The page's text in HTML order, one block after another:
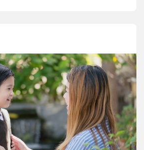
的那個男人│讀懂父親的
長當爸爸！男人總是在一次
的體驗中，跟著孩子一起長
感的肢體遊戲，到獨立自